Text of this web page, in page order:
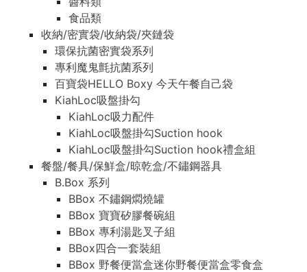
食品類
收納/密實袋/收納袋/夾鏈袋
環保抗菌密實袋系列
專利魔鬼氈抗菌系列
百寶袋HELLO Boxy 今天午餐自己袋
KiahLoc吸盤掛勾
KiahLoc吸力配件
KiahLoc吸盤掛勾Suction hook
KiahLoc吸盤掛勾Suction hook禮盒組
餐盤/餐具/保鮮盒/晾乾盒/不鏽鋼器具
B.Box 系列
BBox 不鏽鋼燜燒罐
BBox 寶寶矽膠餐碗組
BBox 專利湯匙叉子組
BBox四合一套裝組
BBox 野餐便當盒迷你野餐便當盒零食盒